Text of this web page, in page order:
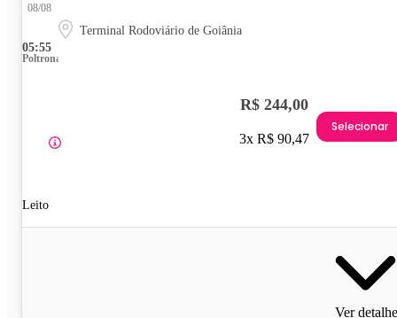
05:55
08/08
Terminal Rodoviário de Goiânia
Poltrona
Leito
R$ 244,00
3x R$ 90,47
Selecionar
Ver